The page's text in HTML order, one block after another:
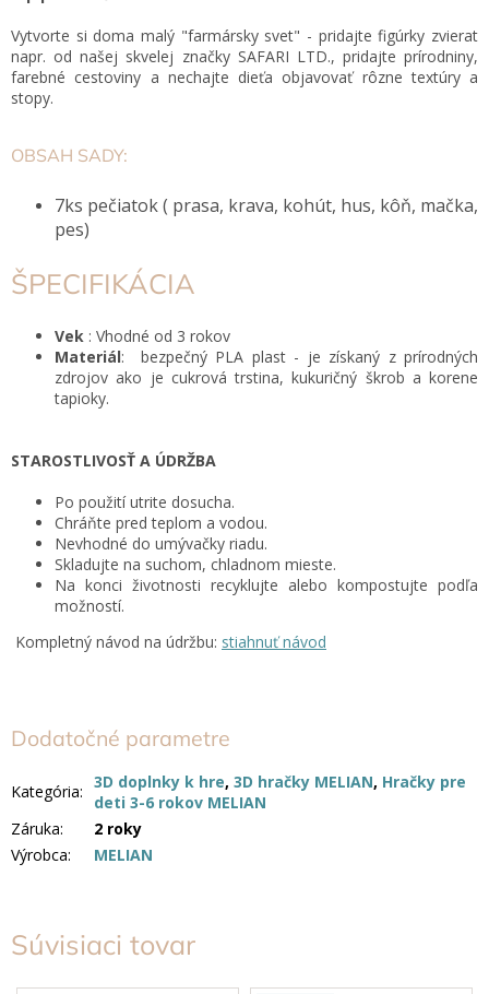
Súvisiaci tovar
Vytvorte si doma malý "farmársky svet" - pridajte figúrky zvierat
napr. od našej skvelej značky SAFARI LTD., pridajte prírodniny,
farebné cestoviny a nechajte dieťa objavovať rôzne textúry a
stopy.
OBSAH SADY:
7ks pečiatok ( prasa, krava, kohút, hus, kôň, mačka,
pes)
ŠPECIFIKÁCIA
Vek : Vhodné od 3 rokov
Materiál: bezpečný PLA plast - je získaný z prírodných
zdrojov ako je cukrová trstina, kukuričný škrob a korene
tapioky.
STAROSTLIVOSŤ A ÚDRŽBA
Po použití utrite dosucha.
Chráňte pred teplom a vodou.
Nevhodné do umývačky riadu.
Skladujte na suchom, chladnom mieste.
Na konci životnosti recyklujte alebo kompostujte podľa
možností.
Kompletný návod na údržbu: stiahnuť návod
Dodatočné parametre
Kategória: 3D doplnky k hre, 3D hračky MELIAN, Hračky pre
deti 3-6 rokov MELIAN
Záruka:
2 roky
Výrobca: MELIAN